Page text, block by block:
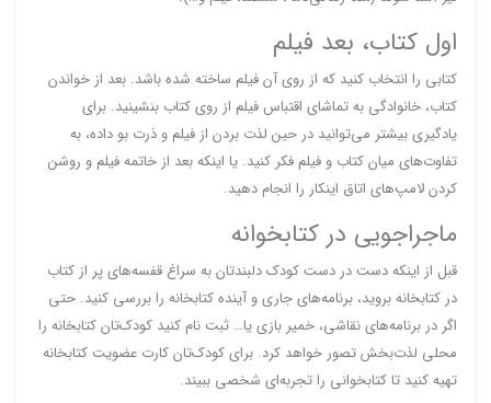
اول کتاب، بعد فیلم
کتابی را انتخاب کنید که از روی آن فیلم ساخته شده باشد. بعد از خواندن
کتاب، خانوادگی به تماشای اقتباس فیلم از روی کتاب بنشینید. برای
یادگیری بیشتر می‌توانید در حین لذت بردن از فیلم و ذرت بو داده، به
تفاوت‌های میان کتاب و فیلم فکر کنید. یا اینکه بعد از خاتمه فیلم و روشن
کردن لامپ‌های اتاق اینکار را انجام دهید.
ماجراجویی در کتابخوانه
قبل از اینکه دست در دست کودک دلبندتان به سراغ قفسه‌های پر از کتاب
در کتابخانه بروید، برنامه‌های جاری و آینده کتابخانه را بررسی کنید. حتی
اگر در برنامه‌های نقاشی، خمیر بازی یا… ثبت نام کنید کودک‌تان کتابخانه را
محلی لذت‌بخش تصور خواهد کرد. برای کودک‌تان کارت عضویت کتابخانه
تهیه کنید تا کتابخوانی را تجربه‌ای شخصی ببیند.